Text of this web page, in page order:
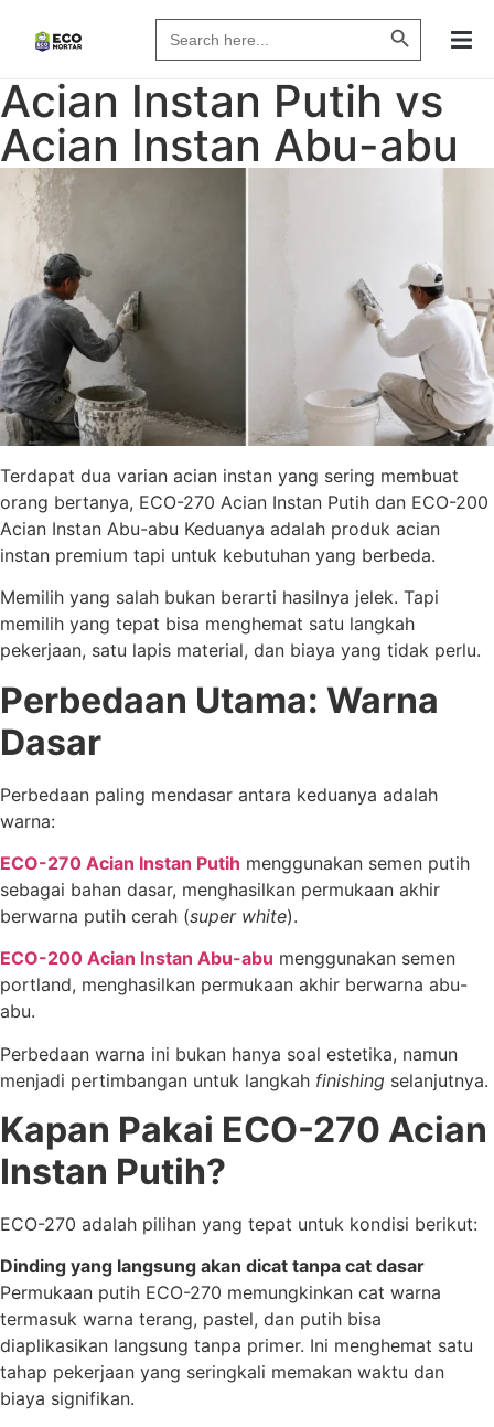
Search
for:
Search
Acian Instan Putih vs
Acian Instan Abu-abu
Terdapat dua varian acian instan yang sering membuat
orang bertanya, ECO-270 Acian Instan Putih dan ECO-200
Acian Instan Abu-abu Keduanya adalah produk acian
instan premium tapi untuk kebutuhan yang berbeda.
Memilih yang salah bukan berarti hasilnya jelek. Tapi
memilih yang tepat bisa menghemat satu langkah
pekerjaan, satu lapis material, dan biaya yang tidak perlu.
Perbedaan Utama: Warna
Dasar
Perbedaan paling mendasar antara keduanya adalah
warna:
ECO-270 Acian Instan Putih menggunakan semen putih
sebagai bahan dasar, menghasilkan permukaan akhir
berwarna putih cerah (super white).
ECO-200 Acian Instan Abu-abu menggunakan semen
portland, menghasilkan permukaan akhir berwarna abu-
abu.
Perbedaan warna ini bukan hanya soal estetika, namun
menjadi pertimbangan untuk langkah finishing selanjutnya.
Kapan Pakai ECO-270 Acian
Instan Putih?
ECO-270 adalah pilihan yang tepat untuk kondisi berikut:
Dinding yang langsung akan dicat tanpa cat dasar
Permukaan putih ECO-270 memungkinkan cat warna
termasuk warna terang, pastel, dan putih bisa
diaplikasikan langsung tanpa primer. Ini menghemat satu
tahap pekerjaan yang seringkali memakan waktu dan
biaya signifikan.